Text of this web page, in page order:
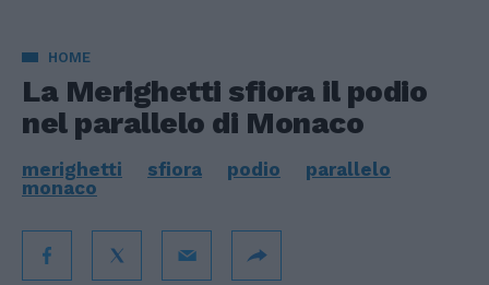
HOME
La Merighetti sfiora il podio
nel parallelo di Monaco
merighetti sfiora podio
parallelo
monaco